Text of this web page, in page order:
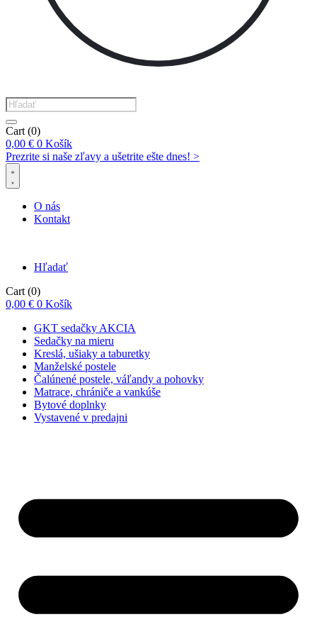
Products
search
Cart (0)
0,00 € 0 Košík
Prezrite si naše zľavy a ušetrite ešte dnes! >​
O nás
Kontakt
Hľadať
Cart (0)
0,00 € 0 Košík
GKT sedačky AKCIA
Sedačky na mieru
Kreslá, ušiaky a taburetky
Manželské postele
Čalúnené postele, váľandy a pohovky
Matrace, chrániče a vankúše
Bytové doplnky
Vystavené v predajni